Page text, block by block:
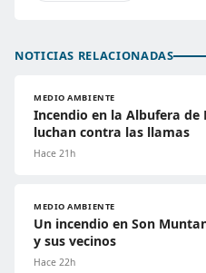
NOTICIAS RELACIONADAS
MEDIO AMBIENTE
Incendio en la Albufera de
luchan contra las llamas
Hace 21h
MEDIO AMBIENTE
Un incendio en Son
y sus vecinos
Hace 22h